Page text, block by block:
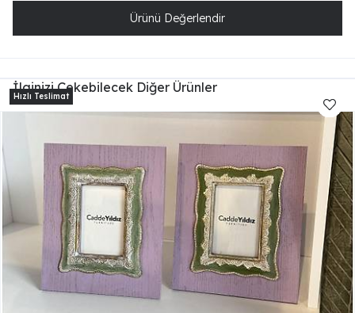
Ürünü Değerlendir
İlginizi Çekebilecek Diğer Ürünler